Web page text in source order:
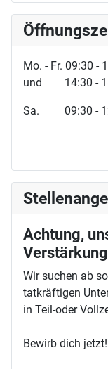
Mo. - Fr. 09:30 -
und 14:30 -
Sa. 09:30 -
Achtung,
Wir suchen ab
tatkräftigen
in Teil-oder
Bewirb dich jetzt!